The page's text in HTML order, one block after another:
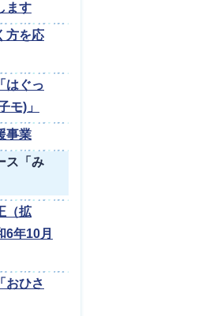
ます
方を応
はぐっ
モ)」
事業
ス「み
（拡
6年10月
おひさ